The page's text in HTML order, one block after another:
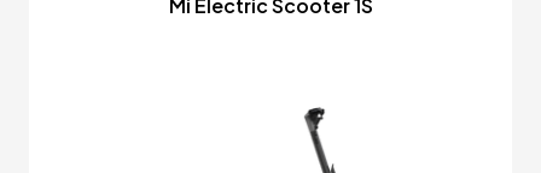
Mi Electric Scooter 1S